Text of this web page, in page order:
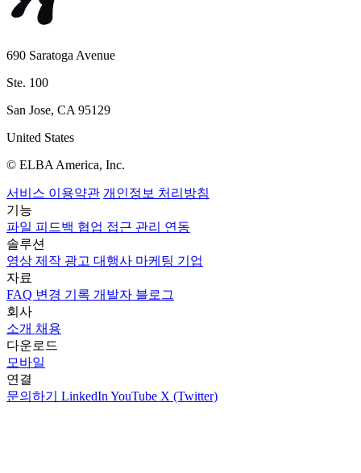
690 Saratoga Avenue
Ste. 100
San Jose, CA 95129
United States
© ELBA America, Inc.
서비스 이용약관 개인정보 처리방침
기능
파일 피드백 협업 접근 관리 연동
솔루션
영상 제작 광고 대행사 마케팅 기업
자료
FAQ 변경 기록 개발자 블로그
회사
소개 채용
다운로드
모바일
연결
문의하기 LinkedIn YouTube X (Twitter)